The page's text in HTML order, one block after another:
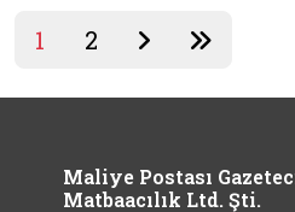
1 2
Maliye Postası
Matbaacılık Ltd. Şti.